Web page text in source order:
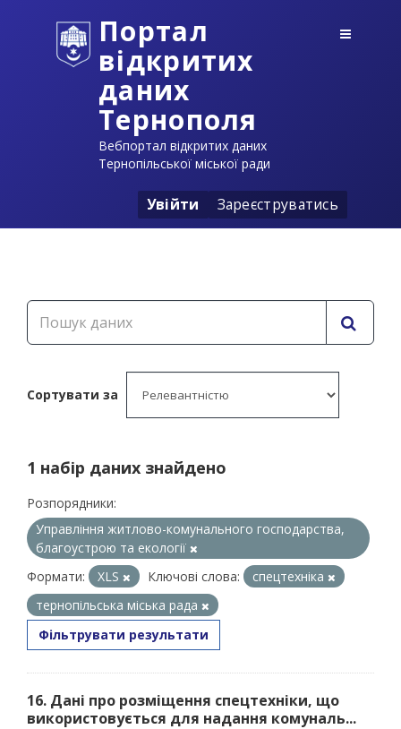
Портал
відкритих
даних
Тернополя
Вебпортал відкритих даних
Тернопільської міської ради
Увійти Зареєструватись
Сортувати за
1 набір даних знайдено
Розпорядники:
Управління житлово-комунального господарства,
благоустрою та екології
Формати:
XLS Ключові слова:
спецтехніка
тернопільська міська рада
Фільтрувати результати
16. Дані про розміщення спецтехніки, що
використовується для надання комуналь...